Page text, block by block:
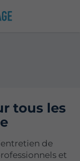
tous les
de
et